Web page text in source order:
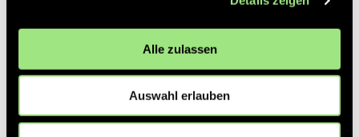
Alle zulassen
Auswahl erlauben